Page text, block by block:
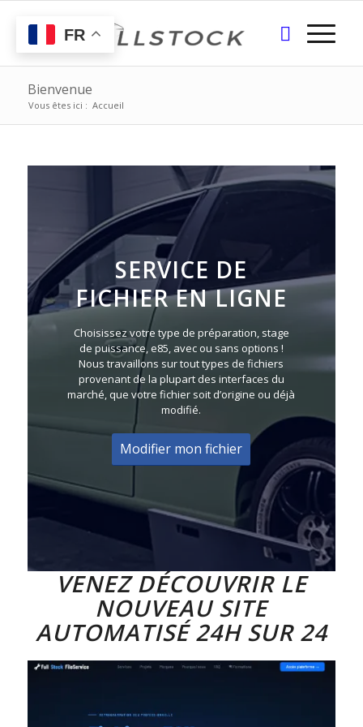
Bienvenue
Vous êtes ici : Accueil
SERVICE DE
FICHIER EN LIGNE
Choisissez votre type de préparation, stage
de puissance, e85, avec ou sans options !
Nous travaillons sur tout types de fichiers
provenant de la plupart des interfaces du
marché, que votre fichier soit d’origine ou déjà
modifié.
Modifier mon fichier
VENEZ DÉCOUVRIR LE
NOUVEAU SITE
AUTOMATISÉ 24H SUR 24
FR